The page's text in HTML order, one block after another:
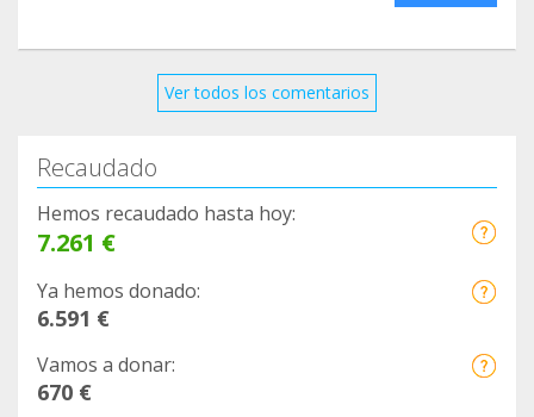
Ver todos los comentarios
Recaudado
Hemos recaudado hasta hoy:
7.261 €
Ya hemos donado:
6.591 €
Vamos a donar:
670 €